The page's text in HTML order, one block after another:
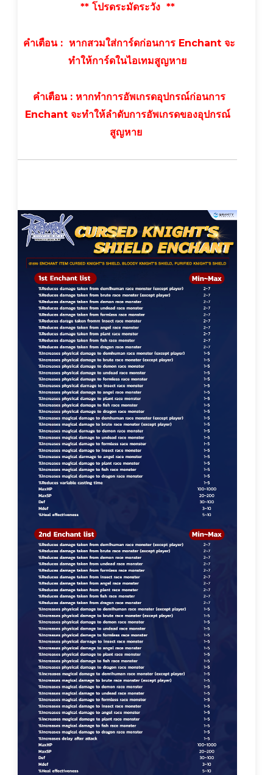
** โปรดระมัดระวัง **
คำเตือน : หากสวมใส่การ์ดก่อนการ Enchant จะ
ทำให้การ์ดในไอเทมสูญหาย
คำเตือน : หากทำการอัพเกรดอุปกรณ์ก่อนการ
Enchant จะทำให้ลำดับการอัพเกรดของอุปกรณ์
สูญหาย